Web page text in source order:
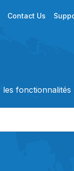
Contact Us
les